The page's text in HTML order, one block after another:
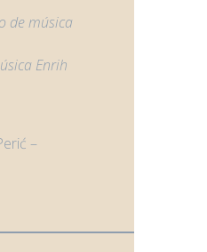
de música
Enrih
–